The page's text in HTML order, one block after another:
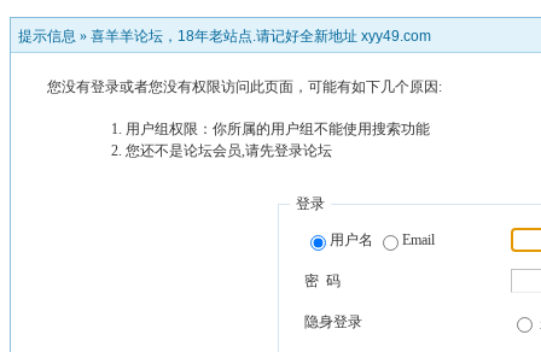
提示信息 » 喜羊羊论坛，18年老站点.请记好全新地址 xyy49.com
您没有登录或者您没有权限访问此页面，可能有如下几个原因:
用户组权限：你所属的用户组不能使用搜索功能
您还不是论坛会员,请先登录论坛
登录
用户名 Email
密 码
隐身登录